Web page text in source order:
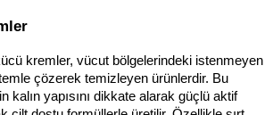
kremler, vücut bölgelerindeki istenmeyen
çözerek temizleyen ürünlerdir. Bu
kalın yapısını dikkate alarak güçlü aktif